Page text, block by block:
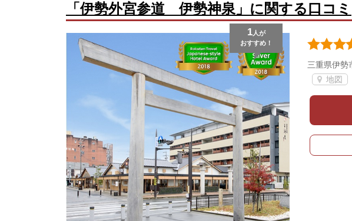
「伊勢外宮参道 伊勢神泉」に関する口コミ
1人が
おすすめ！
三重県伊勢
地図